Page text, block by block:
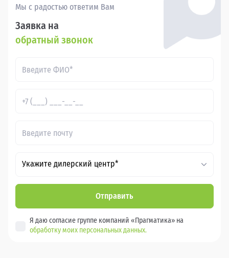
Мы с радостью ответим Вам
Заявка на
обратный звонок
Укажите дилерский центр*
Отправить
Я даю согласие группе компаний «Прагматика» на
обработку моих персональных данных.